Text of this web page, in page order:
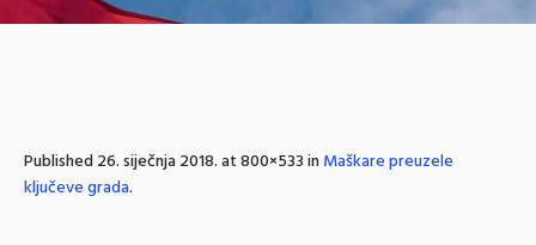
Published26. siječnja 2018.at 800×533 inMaškare preuzele
ključeve grada.